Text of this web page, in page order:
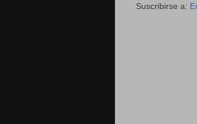
Suscribirse a: